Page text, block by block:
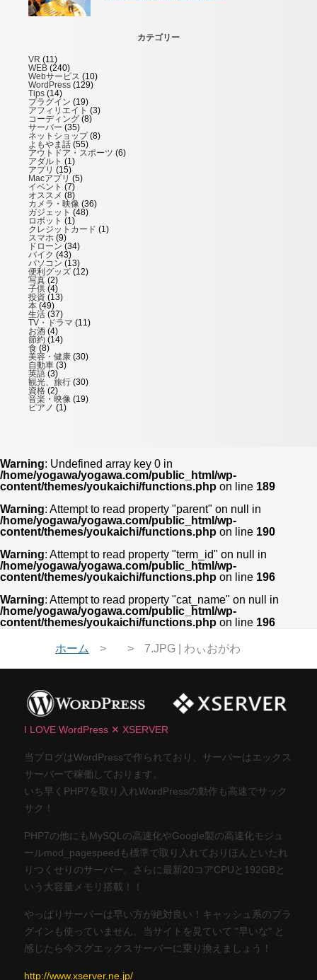
カテゴリー
VR (11)
WEB (240)
Webサービス (10)
WordPress (129)
Tips (14)
プラグイン (19)
アフィリエイト (3)
コーディング (8)
サーバー (35)
ネットショップ(8)
よもやま話 (55)
アウトドア・スポーツ (6)
アダルト (1)
アプリ (15)
Macアプリ (5)
イベント (7)
オススメ (8)
カメラ・映像 (36)
ガジェット (48)
ロボット (1)
クレジットカード (1)
スマホ (9)
ドローン (34)
バイク (43)
パソコン (13)
便利グッズ (12)
写真 (2)
子供 (4)
投資 (13)
本 (49)
生活 (37)
TV・ドラマ (11)
お酒 (4)
節約 (14)
食 (8)
美容・健康 (30)
自動車 (3)
英語 (3)
観光、旅行 (30)
資格 (2)
音楽・映像 (19)
ピアノ (1)
Warning: Undefined array key 0 in
/home/yogawa/yogawa.com/public_html/wp-
content/themes/youkaichi/functions.php on line 189
Warning: Attempt to read property "parent" on null in
/home/yogawa/yogawa.com/public_html/wp-
content/themes/youkaichi/functions.php on line 190
Warning: Attempt to read property "term_id" on null in
/home/yogawa/yogawa.com/public_html/wp-
content/themes/youkaichi/functions.php on line 196
Warning: Attempt to read property "cat_name" on null in
/home/yogawa/yogawa.com/public_html/wp-
content/themes/youkaichi/functions.php on line 196
ホーム 7.JPG | わぃおがわ
I LOVE WordPress ✕ XSERVER
当ブログはWordPressで作られており、サーバーはエックス
サーバーで稼働しております。
いち早くPHP7を取り入れWordPressの動作も高速でサック
サク！
PHP7の他にもMySQLの高速化やGoogle製の高速化モジュ
ールmod_pagespeedも標準で取り入れておりほんといたれ
りつくせりのサーバー。さらに最新20コアCPUと192GBと
いう大容量メモリ搭載！！
やっぱりサーバーは早い方が絶対良い！キャッシュ系のプラ
グインも使っていません。当サイトを見ていて "早いな" と
感じたら今スグエックスサーバーに乗り換えましょう！
http://www.xserver.ne.jp/